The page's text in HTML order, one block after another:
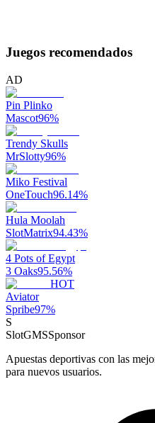
Juegos recomendados
AD
Pin Plinko
Mascot96%
Trendy Skulls
MrSlotty96%
Miko Festival
OneTouch96.14%
Hula Moolah
SlotMatrix94.43%
4 Pots of Egypt
3 Oaks95.56%
HOT
Aviator
Spribe97%
S
SlotGMSSponsor
Apuestas deportivas con las
para nuevos usuarios.